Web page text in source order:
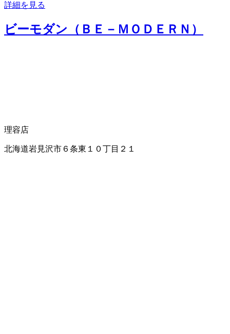
詳細を見る
ビーモダン（ＢＥ－ＭＯＤＥＲＮ）
理容店
北海道岩見沢市６条東１０丁目２１